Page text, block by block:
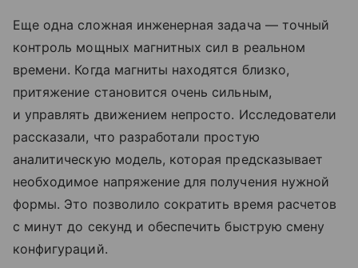
Еще одна сложная инженерная задача — точный
контроль мощных магнитных сил в реальном
времени. Когда магниты находятся близко,
притяжение становится очень сильным,
и управлять движением непросто. Исследователи
рассказали, что разработали простую
аналитическую модель, которая предсказывает
необходимое напряжение для получения нужной
формы. Это позволило сократить время расчетов
с минут до секунд и обеспечить быструю смену
конфигураций.